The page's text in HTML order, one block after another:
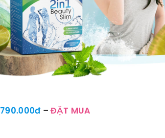
790.000đ –ĐẶT MUA